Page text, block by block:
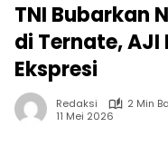
TNI Bubarkan
di Ternate,
Ekspresi
Redaksi
2 Min
11 Mei 2026